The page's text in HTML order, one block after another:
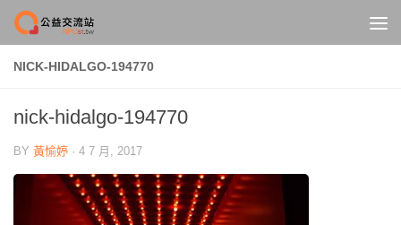
Skip to content
NICK-HIDALGO-194770
nick-hidalgo-194770
BY 黃愉婷 · 4 7 月, 2017